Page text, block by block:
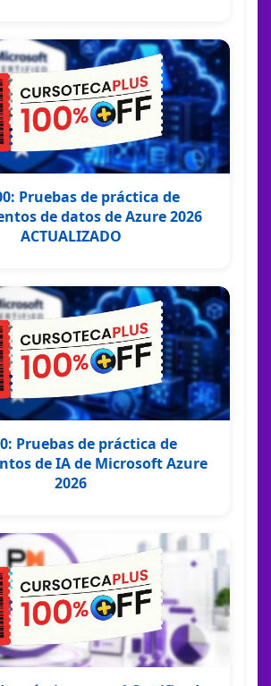
Pruebas de práctica de
de datos de Azure 2026
ACTUALIZADO
Pruebas de práctica de
de IA de Microsoft Azure
2026